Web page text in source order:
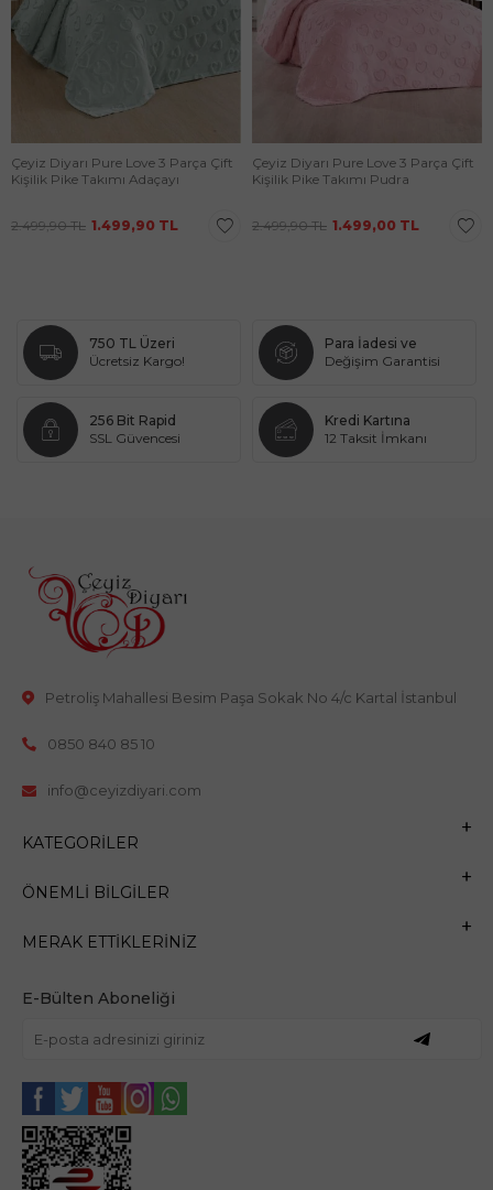
Çeyiz Diyarı Pure Love 3 Parça Çift
Kişilik Pike Takımı Adaçayı
2.499,90TL 1.499,90 TL
Çeyiz Diyarı Pure Love 3 Parça Çift
Kişilik Pike Takımı Pudra
2.499,90TL 1.499,00 TL
750 TL Üzeri
Ücretsiz Kargo!
Para İadesi ve
Değişim Garantisi
256 Bit Rapid
SSL Güvencesi
Kredi Kartına
12 Taksit İmkanı
Petroliş Mahallesi Besim Paşa Sokak No 4/c Kartal İstanbul
0850 840 85 10
info@ceyizdiyari.com
KATEGORILER
ÖNEMLI BILGILER
MERAK ETTIKLERINIZ
E-Bülten Aboneliği